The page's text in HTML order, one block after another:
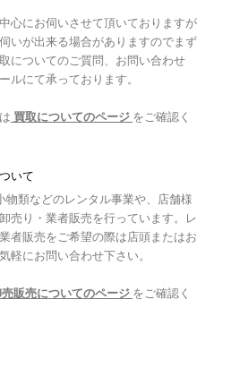
心にお伺いさせて頂いておりますが
いが出来る場合がありますのでまず
についてのご質問、お問い合わせ
ルにて承っております。
買取についてのページ をご確認く
いて
物類などのレンタル事業や、店舗様
売り・業者販売を行っています。レ
者販売をご希望の際は店頭またはお
軽にお問い合わせ下さい。
売販売についてのページ をご確認く